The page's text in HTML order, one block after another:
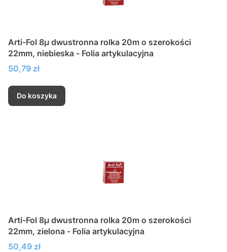
Arti-Fol 8µ dwustronna rolka 20m o szerokości
22mm, niebieska - Folia artykulacyjna
Cena
50,79 zł
Do koszyka
Arti-Fol 8µ dwustronna rolka 20m o szerokości
22mm, zielona - Folia artykulacyjna
Cena
50,49 zł